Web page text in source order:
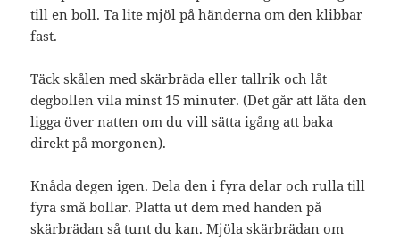
till en boll. Ta lite mjöl på händerna om den klibbar
fast.
Täck skålen med skärbräda eller tallrik och låt
degbollen vila minst 15 minuter. (Det går att låta den
ligga över natten om du vill sätta igång att baka
direkt på morgonen).
Knåda degen igen. Dela den i fyra delar och rulla till
fyra små bollar. Platta ut dem med handen på
skärbrädan så tunt du kan. Mjöla skärbrädan om